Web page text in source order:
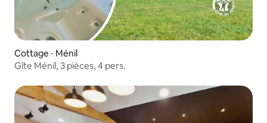
Cottage ⋅ Ménil
Gîte Ménil, 3 pièces, 4 pers.